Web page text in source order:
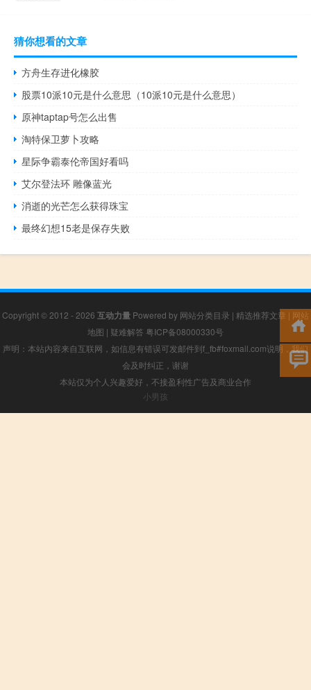
猜你想看的文章
方舟生存进化橡胶
股票10派10元是什么意思（10派10元是什么意思）
原神taptap号怎么出售
淘特保卫萝卜攻略
星际争霸泰伦帝国好看吗
艾尔登法环 雕像蓝光
消逝的光芒怎么获得珠宝
最终幻想15老是保存失败
Copyright © 2012 - 2026 互动力量 Powered by 网站分类目录 | 精选推荐文章 | 网站
地图 | 疑难解答 粤ICP备08000330号
声明：本站内容来自互联网，如信息有错误可发邮件到f_fb#foxmail.com说明，我们
会及时纠正，谢谢
本站仅为个人兴趣爱好，不接盈利性广告及商业合作
小男孩